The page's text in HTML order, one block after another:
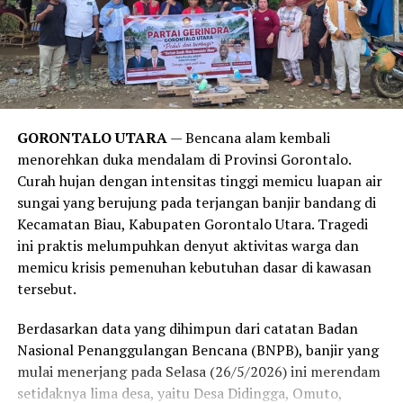
Harvard Health Publishing. Laporan tersebut
menegaskan bahwa obsesi manusia modern untuk mandi
setiap hari lebih didorong oleh norma sosial, kebiasaan,
serta strategi pemasaran industri sabun kecantikan,
alih-alih kebutuhan medis yang sesungguhnya. Sistem
kotoran dan bakteri dalam jumlah wajar untuk
merangsang antibodi agar tetap kuat.
Meski demikian, anjuran untuk mandi 2-3 kali seminggu
ini memiliki pengecualian. Melansir data tambahan dari
Healthline , mereka yang rutin melakukan olahraga
berat, bekerja di luar ruangan yang bersinggungan
langsung dengan kotoran, atau memiliki kondisi medis
setiap hari.
Bagi Anda yang aktivitasnya lebih banyak dihabiskan di
GORONTALO UTARA— Bencana alam kembali
menorehkan duka mendalam di Provinsi Gorontalo.
Curah hujan dengan intensitas tinggi memicu luapan air
sungai yang berujung pada terjangan banjir bandang di
Kecamatan Biau, Kabupaten Gorontalo Utara. Tragedi
ini praktis melumpuhkan denyut aktivitas warga dan
memicu krisis pemenuhan kebutuhan dasar di kawasan
tersebut.
Berdasarkan data yang dihimpun dari catatan Badan
Nasional Penanggulangan Bencana (BNPB), banjir yang
mulai menerjang pada Selasa (26/5/2026) ini merendam
setidaknya lima desa, yaitu Desa Didingga, Omuto,